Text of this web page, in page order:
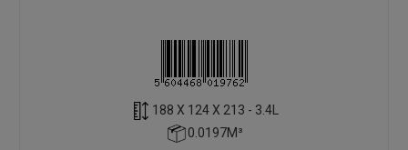
188 X 124 X 213 - 3.4L
0.0197M³